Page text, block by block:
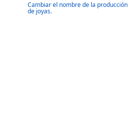
Cambiar el nombre de la producción
de joyas.